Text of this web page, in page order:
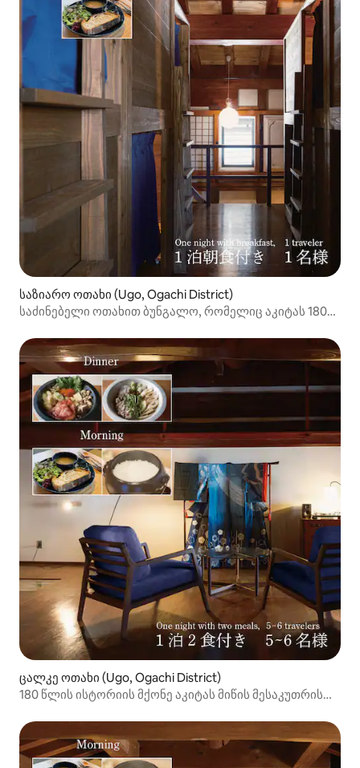
საზიარო ოთახი (Ugo, Ogachi District)
საძინებელი ოთახით ბუნგალო, რომელიც აკიტას 180
მდებარეობს [1 საძინებელი დორმიტორი | 1 ღამე
საუზმით]
ცალკე ოთახი (Ugo, Ogachi District)
180 წლის ისტორიის მქონე აკიტას მიწის მესაკუთრის
საღებავით შეღებილი 5-6 ადამიანი | 1 ღამე 2 კვება]